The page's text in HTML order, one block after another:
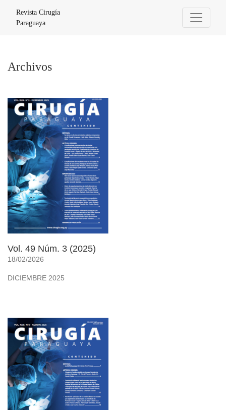
Revista Cirugía
Paraguaya
Archivos
Vol. 49 Núm. 3 (2025)
18/02/2026
DICIEMBRE 2025